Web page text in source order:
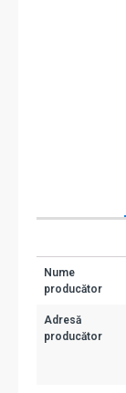
Nume
producător
Adresă
producător